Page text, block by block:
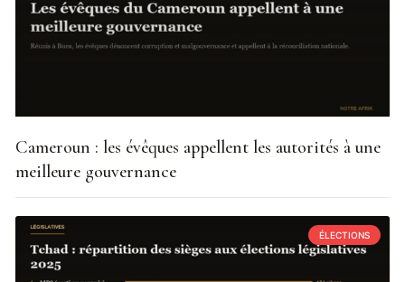
Cameroun : les évêques appellent les autorités à une
meilleure gouvernance
ÉLECTIONS